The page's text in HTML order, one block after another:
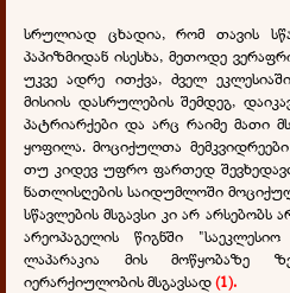
სრულიად ცხადია, რომ თავის
პაპიზმიდან ისესხა, მეთოდე
უკვე ადრე ითქვა, ძველ
მისიის დასრულების შემდეგ,
პატრიარქები და არც რაიმე მათი
ყოფილა. მოციქულთა
თუ კიდევ უფრო ფართედ
ნათლისღების საიდუმლოში
სწავლების მსგავსი კი არ არსებობს
არეოპაგელის წიგნში
ლაპარაკია მის მოწყობაზე
იერარქიულობის მსგავსად(1).